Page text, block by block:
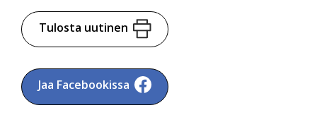
Tulosta uutinen
Jaa Facebookissa